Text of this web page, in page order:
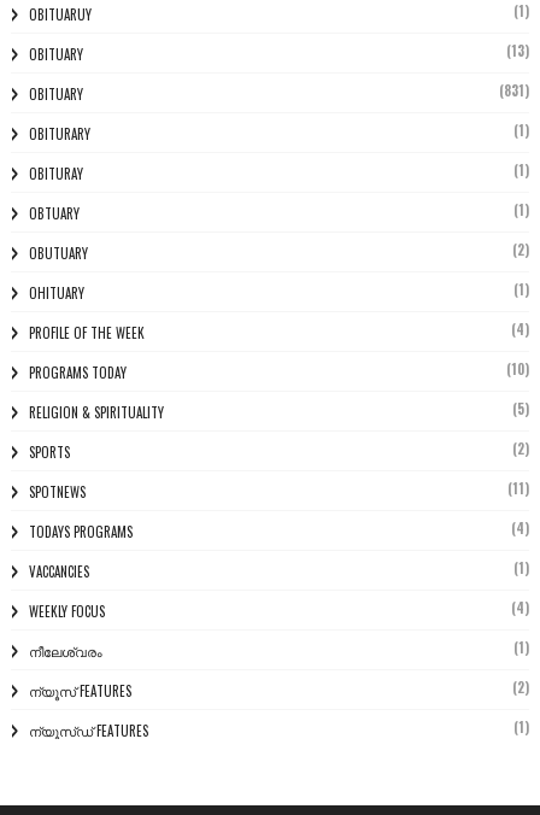
OBITUARUY (1)
OBITUARY (13)
OBITUARY (831)
OBITURARY (1)
OBITURAY (1)
OBTUARY (1)
OBUTUARY (2)
OHITUARY (1)
PROFILE OF THE WEEK (4)
PROGRAMS TODAY (10)
RELIGION & SPIRITUALITY (5)
SPORTS (2)
SPOTNEWS (11)
TODAYS PROGRAMS (4)
VACCANCIES (1)
WEEKLY FOCUS (4)
നീലേശ്വരം (1)
ന്യൂസ് FEATURES (2)
ന്യൂസ്ഡ് FEATURES (1)